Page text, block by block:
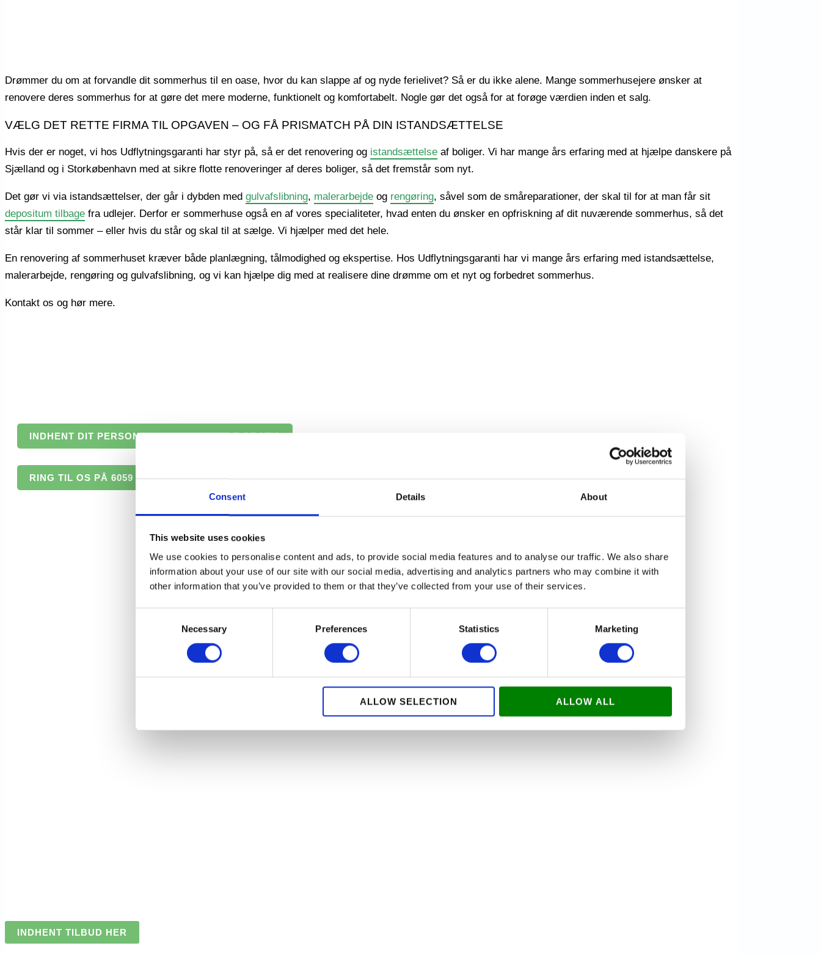
Consent Details About
This website uses cookies
We use cookies to personalise content and ads, to provide social media features and to analyse our traffic. We also share
information about your use of our site with our social media, advertising and analytics partners who may combine it with
other information that you’ve provided to them or that they’ve collected from your use of their services.
Necessary Preferences Statistics Marketing
ALLOW SELECTION ALLOW ALL
Drømmer du om at forvandle dit sommerhus til en oase, hvor du kan slappe af og nyde ferielivet? Så er du ikke alene. Mange sommerhusejere ønsker at
renovere deres sommerhus for at gøre det mere moderne, funktionelt og komfortabelt. Nogle gør det også for at forøge værdien inden et salg.
VÆLG DET RETTE FIRMA TIL OPGAVEN – OG FÅ PRISMATCH PÅ DIN ISTANDSÆTTELSE
Hvis der er noget, vi hos Udflytningsgaranti har styr på, så er det renovering og istandsættelse af boliger. Vi har mange års erfaring med at hjælpe danskere på
Sjælland og i Storkøbenhavn med at sikre flotte renoveringer af deres boliger, så det fremstår som nyt.
Det gør vi via istandsættelser, der går i dybden med gulvafslibning, malerarbejde og rengøring, såvel som de småreparationer, der skal til for at man får sit
depositum tilbage fra udlejer. Derfor er sommerhuse også en af vores specialiteter, hvad enten du ønsker en opfriskning af dit nuværende sommerhus, så det
står klar til sommer – eller hvis du står og skal til at sælge. Vi hjælper med det hele.
En renovering af sommerhuset kræver både planlægning, tålmodighed og ekspertise. Hos Udflytningsgaranti har vi mange års erfaring med istandsættelse,
malerarbejde, rengøring og gulvafslibning, og vi kan hjælpe dig med at realisere dine drømme om et nyt og forbedret sommerhus.
Kontakt os og hør mere.
INDHENT DIT PERSONLIGE TILBUD - HELT GRATIS
RING TIL OS PÅ 6059 6943
INDHENT TILBUD HER